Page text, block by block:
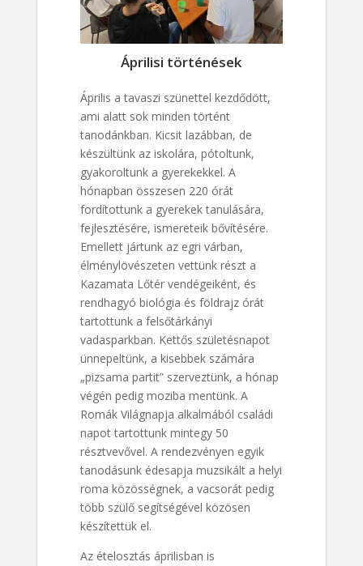
Áprilisi történések
Április a tavaszi szünettel kezdődött,
ami alatt sok minden történt
tanodánkban. Kicsit lazábban, de
készültünk az iskolára, pótoltunk,
gyakoroltunk a gyerekekkel. A
hónapban összesen 220 órát
fordítottunk a gyerekek tanulására,
fejlesztésére, ismereteik bővítésére.
Emellett jártunk az egri várban,
élménylövészeten vettünk részt a
Kazamata Lőtér vendégeiként, és
rendhagyó biológia és földrajz órát
tartottunk a felsőtárkányi
vadasparkban. Kettős születésnapot
ünnepeltünk, a kisebbek számára
„pizsama partit” szerveztünk, a hónap
végén pedig moziba mentünk. A
Romák Világnapja alkalmából családi
napot tartottunk mintegy 50
résztvevővel. A rendezvényen egyik
tanodásunk édesapja muzsikált a helyi
roma közösségnek, a vacsorát pedig
több szülő segítségével közösen
készítettük el.
Az ételosztás áprilisban is